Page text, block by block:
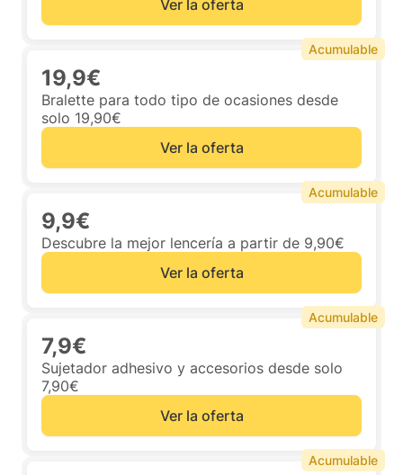
Ver la oferta
19,9€
Bralette para todo tipo de ocasiones desde
solo 19,90€
Ver la oferta
Acumulable
9,9€
Descubre la mejor lencería a partir de 9,90€
Ver la oferta
Acumulable
7,9€
Sujetador adhesivo y accesorios desde solo
7,90€
Ver la oferta
Acumulable
Acumulable